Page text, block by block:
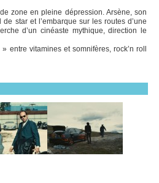
zone en pleine dépression. Arsène, son
star et l’embarque sur les routes d’une
d’un cinéaste mythique, direction le
entre vitamines et somnifères, rock’n roll